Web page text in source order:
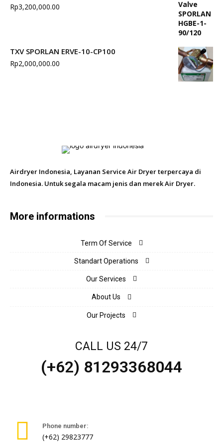
Rp3,200,000.00
TXV SPORLAN ERVE-10-CP100
Rp2,000,000.00
Airdryer Indonesia, Layanan Service Air Dryer terpercaya di
Indonesia. Untuk segala macam jenis dan merek Air Dryer.
More informations
Term Of Service
Standart Operations
Our Services
About Us
Our Projects
CALL US 24/7
(+62) 81293368044
Phone number:
(+62) 29823777